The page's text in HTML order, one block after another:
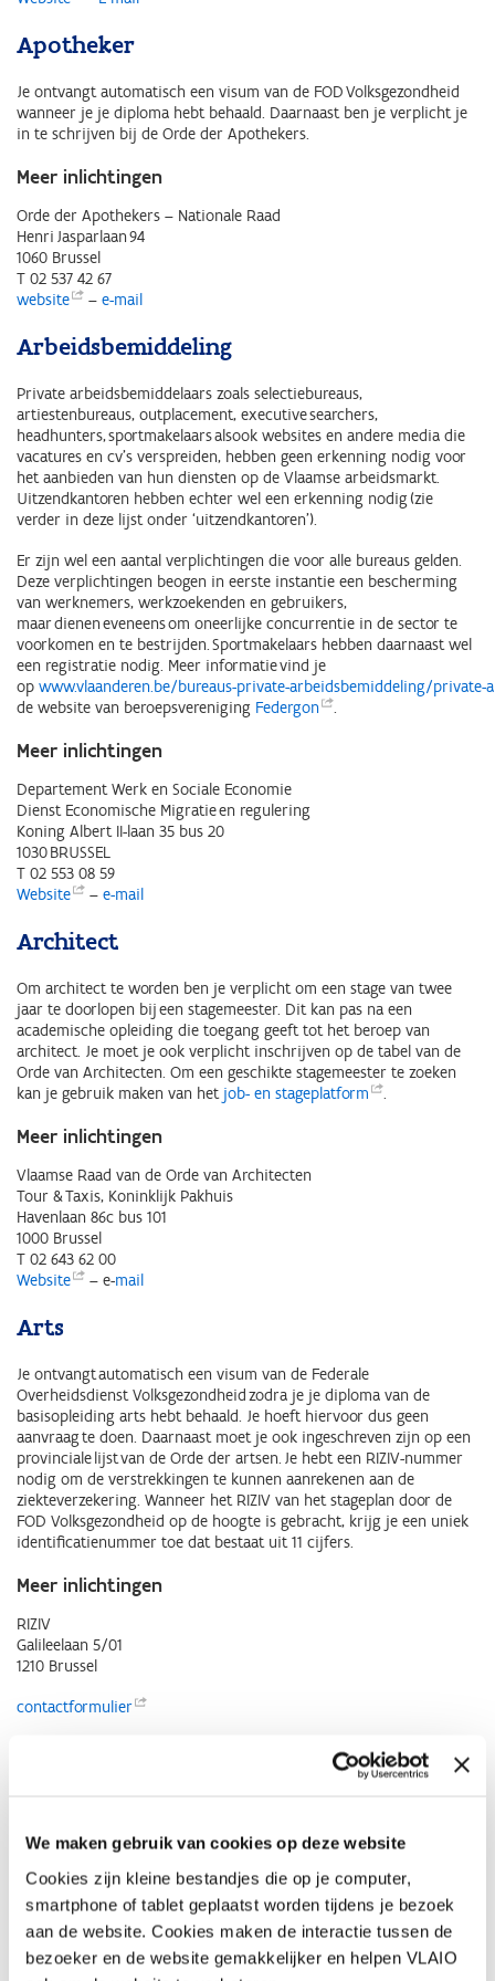
We maken gebruik van cookies op deze website
Cookies zijn kleine bestandjes die op je computer,
smartphone of tablet geplaatst worden tijdens je bezoek
aan de website. Cookies maken de interactie tussen de
bezoeker en de website gemakkelijker en helpen VLAIO
Apotheker
Je ontvangt automatisch een visum van de FOD Volksgezondheid
wanneer je je diploma hebt behaald. Daarnaast ben je verplicht je
in te schrijven bij de Orde der Apothekers.
Meer inlichtingen
Orde der Apothekers – Nationale Raad
Henri Jasparlaan 94
1060 Brussel
T 02 537 42 67
website
– e-mail
Arbeidsbemiddeling
Private arbeidsbemiddelaars zoals selectiebureaus,
artiestenbureaus, outplacement, executive searchers,
headhunters, sportmakelaars alsook websites en andere media die
vacatures en cv’s verspreiden, hebben geen erkenning nodig voor
het aanbieden van hun diensten op de Vlaamse arbeidsmarkt.
Uitzendkantoren hebben echter wel een erkenning nodig (zie
verder in deze lijst onder ‘uitzendkantoren’).
Er zijn wel een aantal verplichtingen die voor alle bureaus gelden.
Deze verplichtingen beogen in eerste instantie een bescherming
van werknemers, werkzoekenden en gebruikers,
maar dienen eveneens om oneerlijke concurrentie in de sector te
voorkomen en te bestrijden. Sportmakelaars hebben daarnaast wel
een registratie nodig. Meer informatie vind je
op www.vlaanderen.be/bureaus-private-arbeidsbemiddeling/private-
de website van beroepsvereniging Federgon .
Meer inlichtingen
Departement Werk en Sociale Economie
Dienst Economische Migratie en regulering
Koning Albert II-laan 35 bus 20
1030 BRUSSEL
T 02 553 08 59
Website
– e-mail
Architect
Om architect te worden ben je verplicht om een stage van twee
jaar te doorlopen bij een stagemeester. Dit kan pas na een
academische opleiding die toegang geeft tot het beroep van
architect. Je moet je ook verplicht inschrijven op de tabel van de
Orde van Architecten. Om een geschikte stagemeester te zoeken
kan je gebruik maken van het job- en stageplatform .
Meer inlichtingen
Vlaamse Raad van de Orde van Architecten
Tour & Taxis, Koninklijk Pakhuis
Havenlaan 86c bus 101
1000 Brussel
T 02 643 62 00
Website
– e-mail
Arts
Je ontvangt automatisch een visum van de Federale
Overheidsdienst Volksgezondheid zodra je je diploma van de
basisopleiding arts hebt behaald. Je hoeft hiervoor dus geen
aanvraag te doen. Daarnaast moet je ook ingeschreven zijn op een
provinciale lijst van de Orde der artsen. Je hebt een RIZIV-nummer
nodig om de verstrekkingen te kunnen aanrekenen aan de
ziekteverzekering. Wanneer het RIZIV van het stageplan door de
FOD Volksgezondheid op de hoogte is gebracht, krijg je een uniek
identificatienummer toe dat bestaat uit 11 cijfers.
Meer inlichtingen
RIZIV
Galileelaan 5/01
1210 Brussel
contactformulier
van 4 juli2004
. Zo moet het leerprogramma minstens vakken
en fiscaal recht en boekhouding. Het hebben van een RIZIV-
nummer is noodzakelijk om de verstrekkingen te kunnen
aanrekenen aan de ziekteverzekering. De aanvraag hiervan gebeurt
bij het RIZIV. Om het nummer te kunnen krijgen, moet je eerst een
erkenning als audicien krijgen die het Agentschap Zorg en